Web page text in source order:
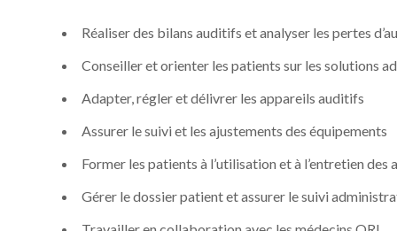
Réaliser des bilans auditifs et analyser les pertes
Conseiller et orienter les patients sur les solutions
Adapter, régler et délivrer les appareils auditifs
Assurer le suivi et les ajustements des équipements
Former les patients à l’utilisation et à l’entretien des
Gérer le dossier patient et assurer le suivi